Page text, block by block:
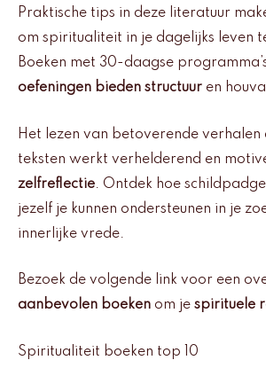
Praktische tips in deze literatuur
om spiritualiteit in je dagelijks leven
Boeken met 30-daagse
oefeningen bieden structuur en
Het lezen van betoverende
teksten werkt verhelderend en
zelfreflectie. Ontdek hoe
jezelf je kunnen ondersteunen in je
innerlijke vrede.
Bezoek de volgende link voor een
aanbevolen boeken om je spirituele
Spiritualiteit boeken top 10